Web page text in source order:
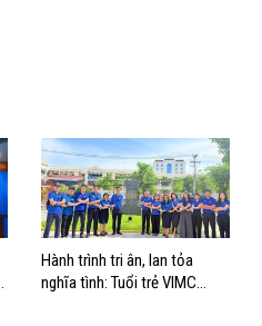
Hành trình tri ân, lan tỏa
nghĩa tình: Tuổi trẻ VIMC